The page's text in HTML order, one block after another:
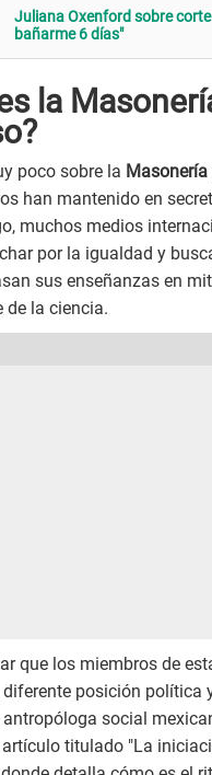
Juliana Oxenford sobre
bañarme 6 días"
la
poco sobre la Masonería
han mantenido en
muchos medios
por la igualdad y
sus enseñanzas en
de la ciencia.
que los miembros de
diferente posición política
antropóloga social
titulado "La